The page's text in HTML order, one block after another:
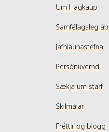
Um Hagkaup
Samfélagsleg
Jafnlaunastefna
Persónuvernd
Sækja um starf
Skilmálar
Fréttir og blogg